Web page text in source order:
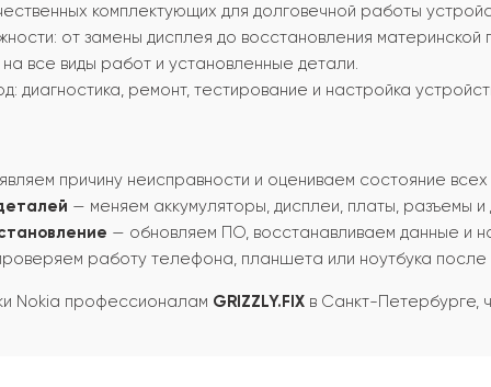
комплектующих для долговечной работы
от замены дисплея до восстановления материнской
на все виды работ и установленные детали.
диагностика, ремонт, тестирование и настройка
причину неисправности и оцениваем состояние всех
— меняем аккумуляторы, дисплеи, платы, разъемы
— обновляем ПО, восстанавливаем данные и
работу телефона, планшета или ноутбука после
Nokia профессионалам GRIZZLY.FIX в Санкт-Петербурге,